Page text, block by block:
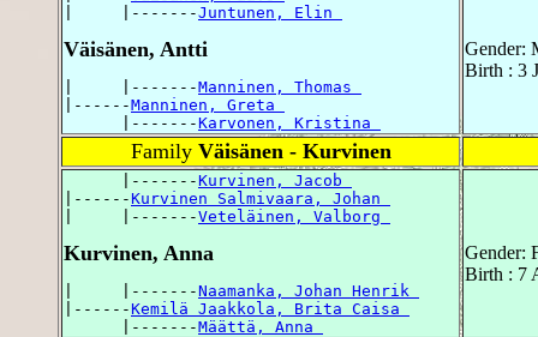
|     |-------Juntunen, Elin
Väisänen, Antti
|     |-------Manninen, Thomas
|------Manninen, Greta
      |-------
Karvonen, Kristina
Gender:
Birth : 3
Family Väisänen - Kurvinen
      |-------
Kurvinen, Jacob
|------Kurvinen Salmivaara, Johan
|     |-------Veteläinen, Valborg
Kurvinen, Anna
|     |-------Naamanka, Johan Henrik
|------Kemilä Jaakkola, Brita Caisa
      |-------
Määttä, Anna
Gender:
Birth : 7